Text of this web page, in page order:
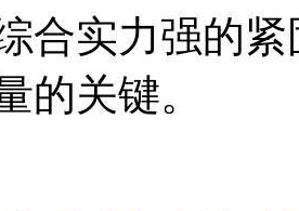
合实力强的
的关键。